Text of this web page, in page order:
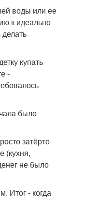
воды или ее
к идеально
купать
-
было
затёрто
(кухня,
не было
Итог - когда